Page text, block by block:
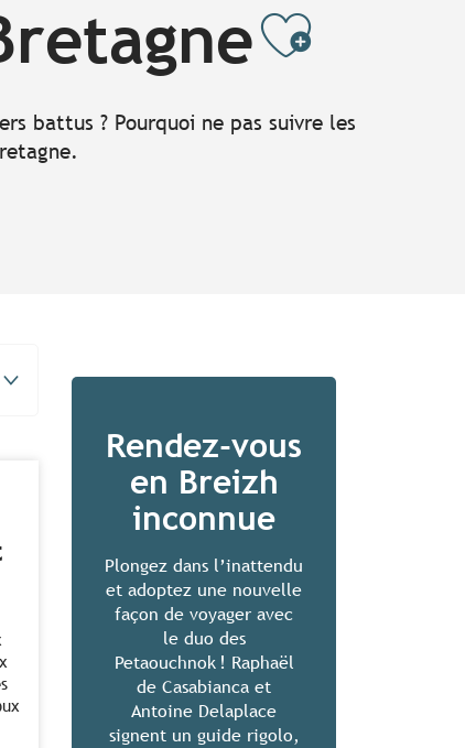
battus ? Pourquoi ne pas suivre les
Rendez-vous
en Breizh
inconnue
Plongez dans l’inattendu
et adoptez une nouvelle
façon de voyager avec
le duo des
Petaouchnok ! Raphaël
de Casabianca et
Antoine Delaplace
signent un guide rigolo,